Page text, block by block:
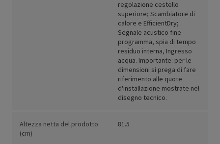
regolazione cestello
superiore; Scambiatore di
calore e EfficientDry;
Segnale acustico fine
programma, spia di tempo
residuo interna, Ingresso
acqua. Importante: per le
dimensioni si prega di fare
riferimento alle quote
d'installazione mostrate nel
disegno tecnico.
Altezza netta del prodotto
(cm)
81.5